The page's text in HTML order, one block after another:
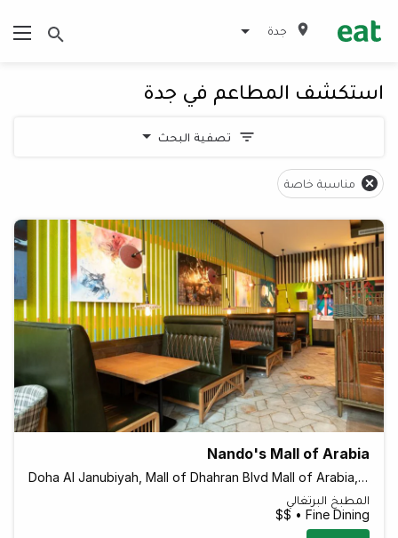
جدة
استكشف المطاعم في جدة
تصفية البحث
مناسبة خاصة
Nando's Mall of Arabia
Doha Al Janubiyah, Mall of Dhahran Blvd Mall of Arabia, Gate 10, Jeddah 23532, Saudi Arabia
المطبخ البرتغالي
Fine Dining • $$